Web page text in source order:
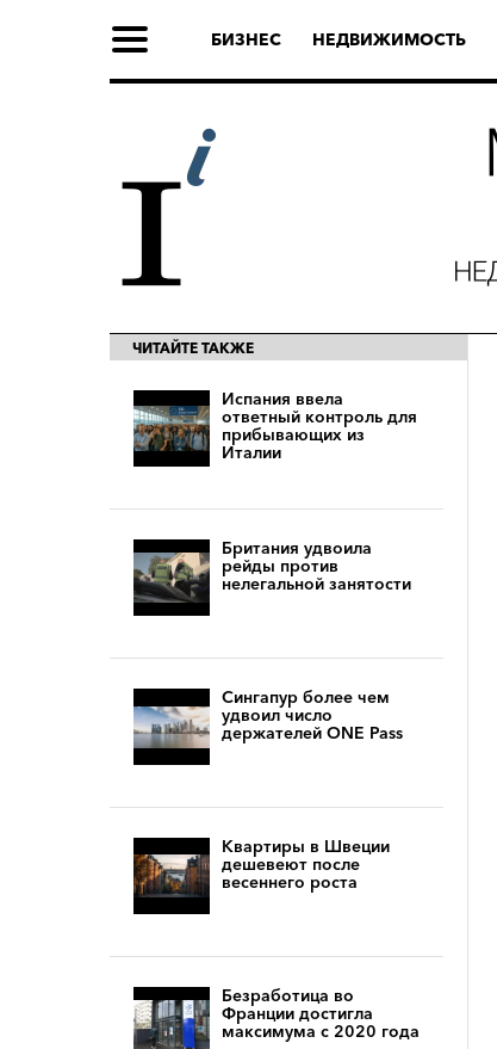
БИЗНЕС НЕДВИЖИМОСТЬ
ЧИТАЙТЕ ТАКЖЕ
Испания ввела
ответный контроль для
прибывающих из
Италии
Британия удвоила
рейды против
нелегальной занятости
Сингапур более чем
удвоил число
держателей ONE Pass
Квартиры в Швеции
дешевеют после
весеннего роста
Безработица во
Франции достигла
максимума с 2020 года